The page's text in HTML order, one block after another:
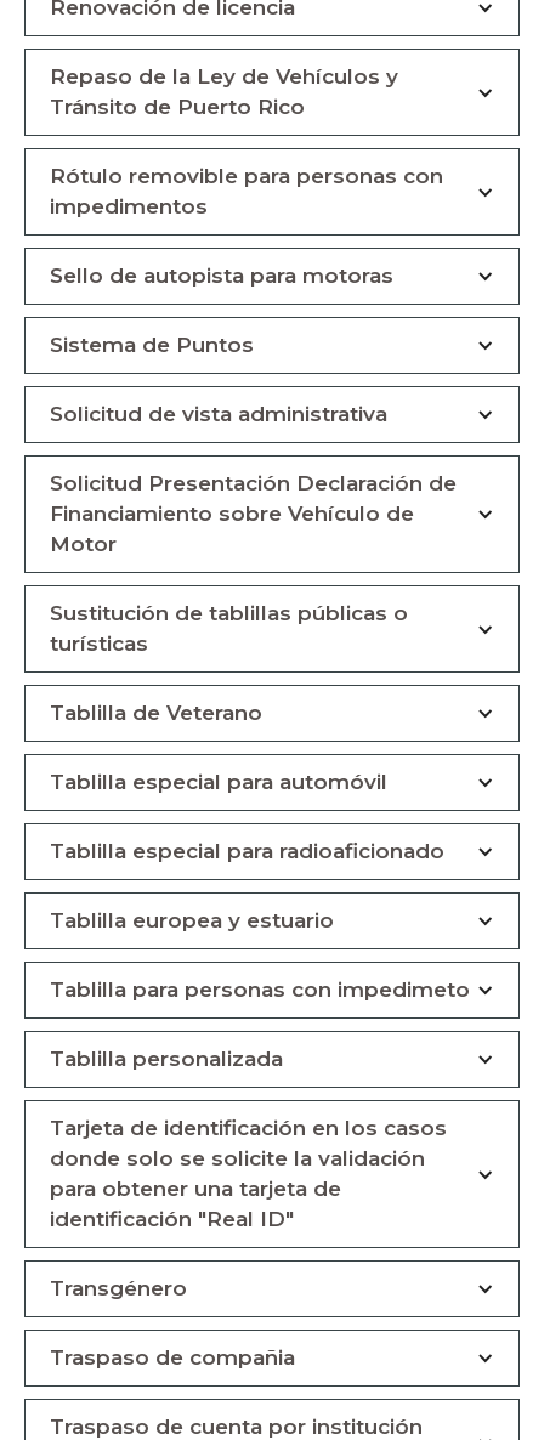
Renovación de licencia
Repaso de la Ley de Vehículos y
Tránsito de Puerto Rico
Rótulo removible para personas con
impedimentos
Sello de autopista para motoras
Sistema de Puntos
Solicitud de vista administrativa
Solicitud Presentación Declaración de
Financiamiento sobre Vehículo de
Motor
Sustitución de tablillas públicas o
turísticas
Tablilla de Veterano
Tablilla especial para automóvil
Tablilla especial para radioaficionado
Tablilla europea y estuario
Tablilla para personas con impedimeto
Tablilla personalizada
Tarjeta de identificación en los casos
donde solo se solicite la validación
para obtener una tarjeta de
identificación "Real ID"
Transgénero
Traspaso de compañia
Traspaso de cuenta por institución